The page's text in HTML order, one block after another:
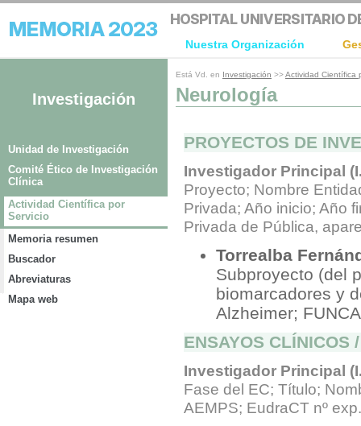
Nuestra Organización
Investigación
Unidad de Investigación
Comité Ético de Investigación
Clínica
Actividad Científica por
Servicio
Memoria resumen
Buscador
Abreviaturas
Mapa web
Está Vd. en Investigación >>Actividad Científica
Neurología
PROYECTOS DE
Investigador Principal
Proyecto; Nombre
Privada; Año inicio; Año
Privada de Pública,
Torrealba
Subproyecto (del
biomarcadores y
Alzheimer;
ENSAYOS CLÍNICOS
Investigador Principal
Fase del EC; Título;
AEMPS; EudraCT nº exp.